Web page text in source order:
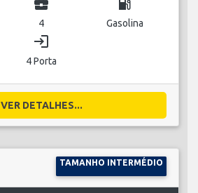
4 Gasolina
login
4 Porta
VER DETALHES...
TAMANHO INTERMÉDIO